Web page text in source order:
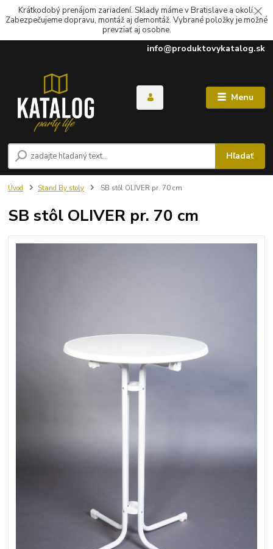
Krátkodobý prenájom zariadení. Sklady máme v Bratislave a okolí.
Zabezpečujeme dopravu, montáž aj demontáž. Vybrané položky je možné
prevziať aj osobne.
Menu
Hľadať
info@produktovykatalog.sk
Úvod Stand By stoly SB stôl OLIVER pr. 70 cm
SB stôl OLIVER pr. 70 cm